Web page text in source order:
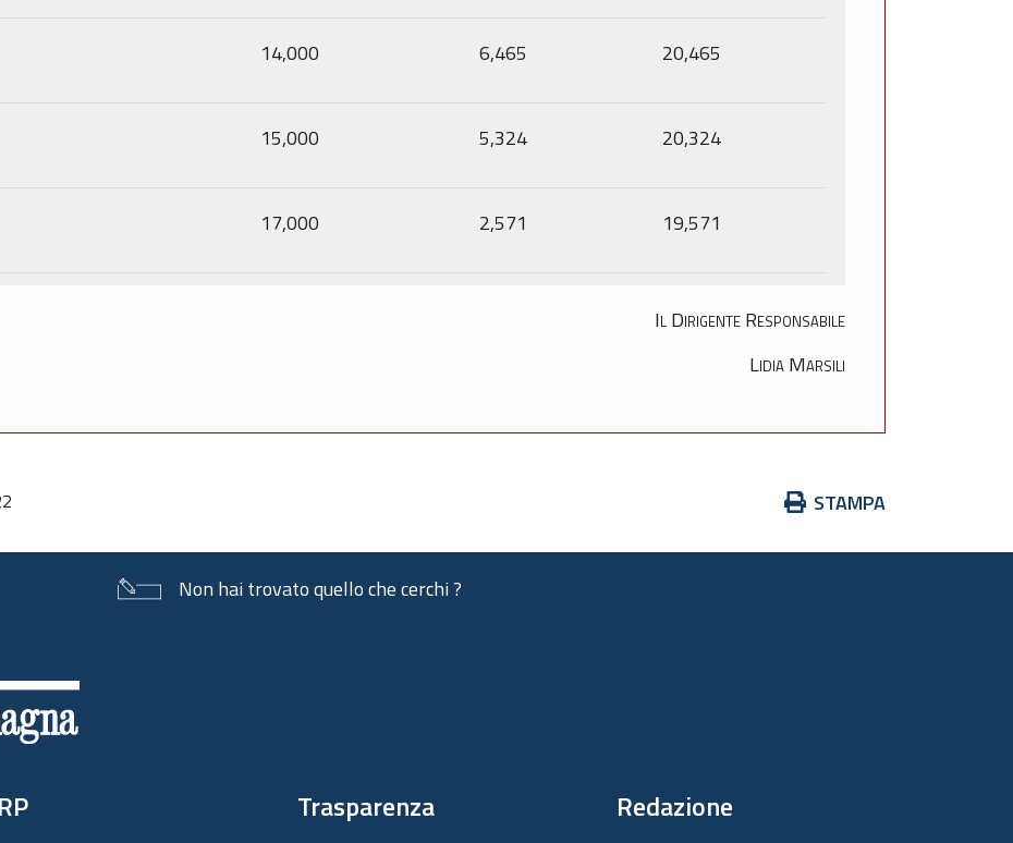
14,000 6,465 20,465
15,000 5,324 20,324
17,000 2,571 19,571
Il Dirigente Responsabile
Lidia Marsili
Azioni
documento
STAMPA
Non hai trovato quello che cerchi ?
Trasparenza Redazione